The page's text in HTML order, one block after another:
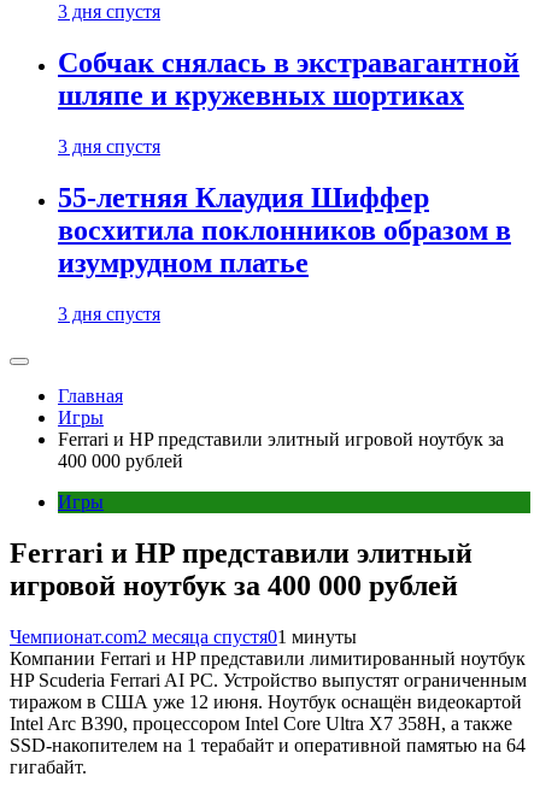
3 дня спустя
Собчак снялась в экстравагантной
шляпе и кружевных шортиках
3 дня спустя
55-летняя Клаудия Шиффер
восхитила поклонников образом в
изумрудном платье
3 дня спустя
Главная
Игры
Ferrari и HP представили элитный игровой ноутбук за
400 000 рублей
Игры
Ferrari и HP представили элитный
игровой ноутбук за 400 000 рублей
Чемпионат.com2 месяца спустя01 минуты
Компании Ferrari и HP представили лимитированный ноутбук
HP Scuderia Ferrari AI PC. Устройство выпустят ограниченным
тиражом в США уже 12 июня. Ноутбук оснащён видеокартой
Intel Arc B390, процессором Intel Core Ultra X7 358H, а также
SSD-накопителем на 1 терабайт и оперативной памятью на 64
гигабайт.